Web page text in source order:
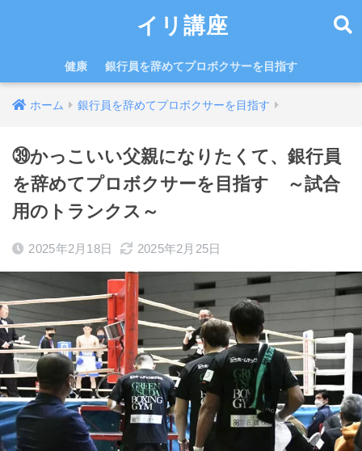
イリ講座
健康 銀行員を辞めてプロボクサーを目指す
ホーム 銀行員を辞めてプロボクサーを目指す
㊴かっこいい父親になりたくて、銀行員
を辞めてプロボクサーを目指す ～試合
用のトランクス～
2025年2月18日 2025年2月25日